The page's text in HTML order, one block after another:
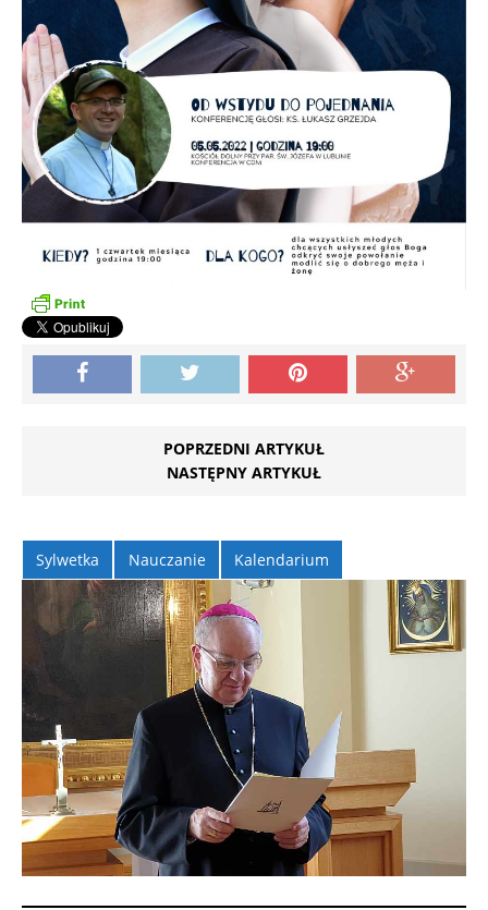
POPRZEDNI ARTYKUŁ
NASTĘPNY ARTYKUŁ
Sylwetka Nauczanie Kalendarium